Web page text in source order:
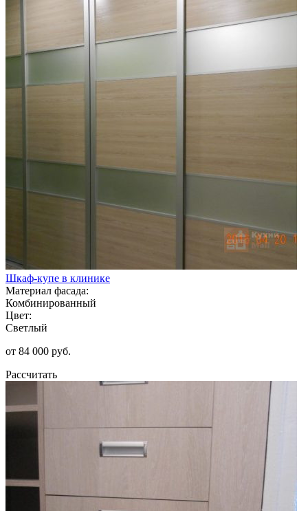
Шкаф-купе в клинике
Материал фасада:
Комбинированный
Цвет:
Светлый
от 84 000 руб.
Рассчитать